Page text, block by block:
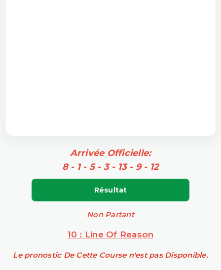
Arrivée Officielle:
8 - 1 - 5 - 3 - 13 - 9 - 12
Résultat
Non Partant
10 : Line Of Reason
Le pronostic De Cette Course n'est pas Disponible.